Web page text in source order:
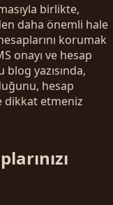
birlikte,
daha önemli hale
korumak
onayı ve hesap
yazısında,
hesap
dikkat etmeniz